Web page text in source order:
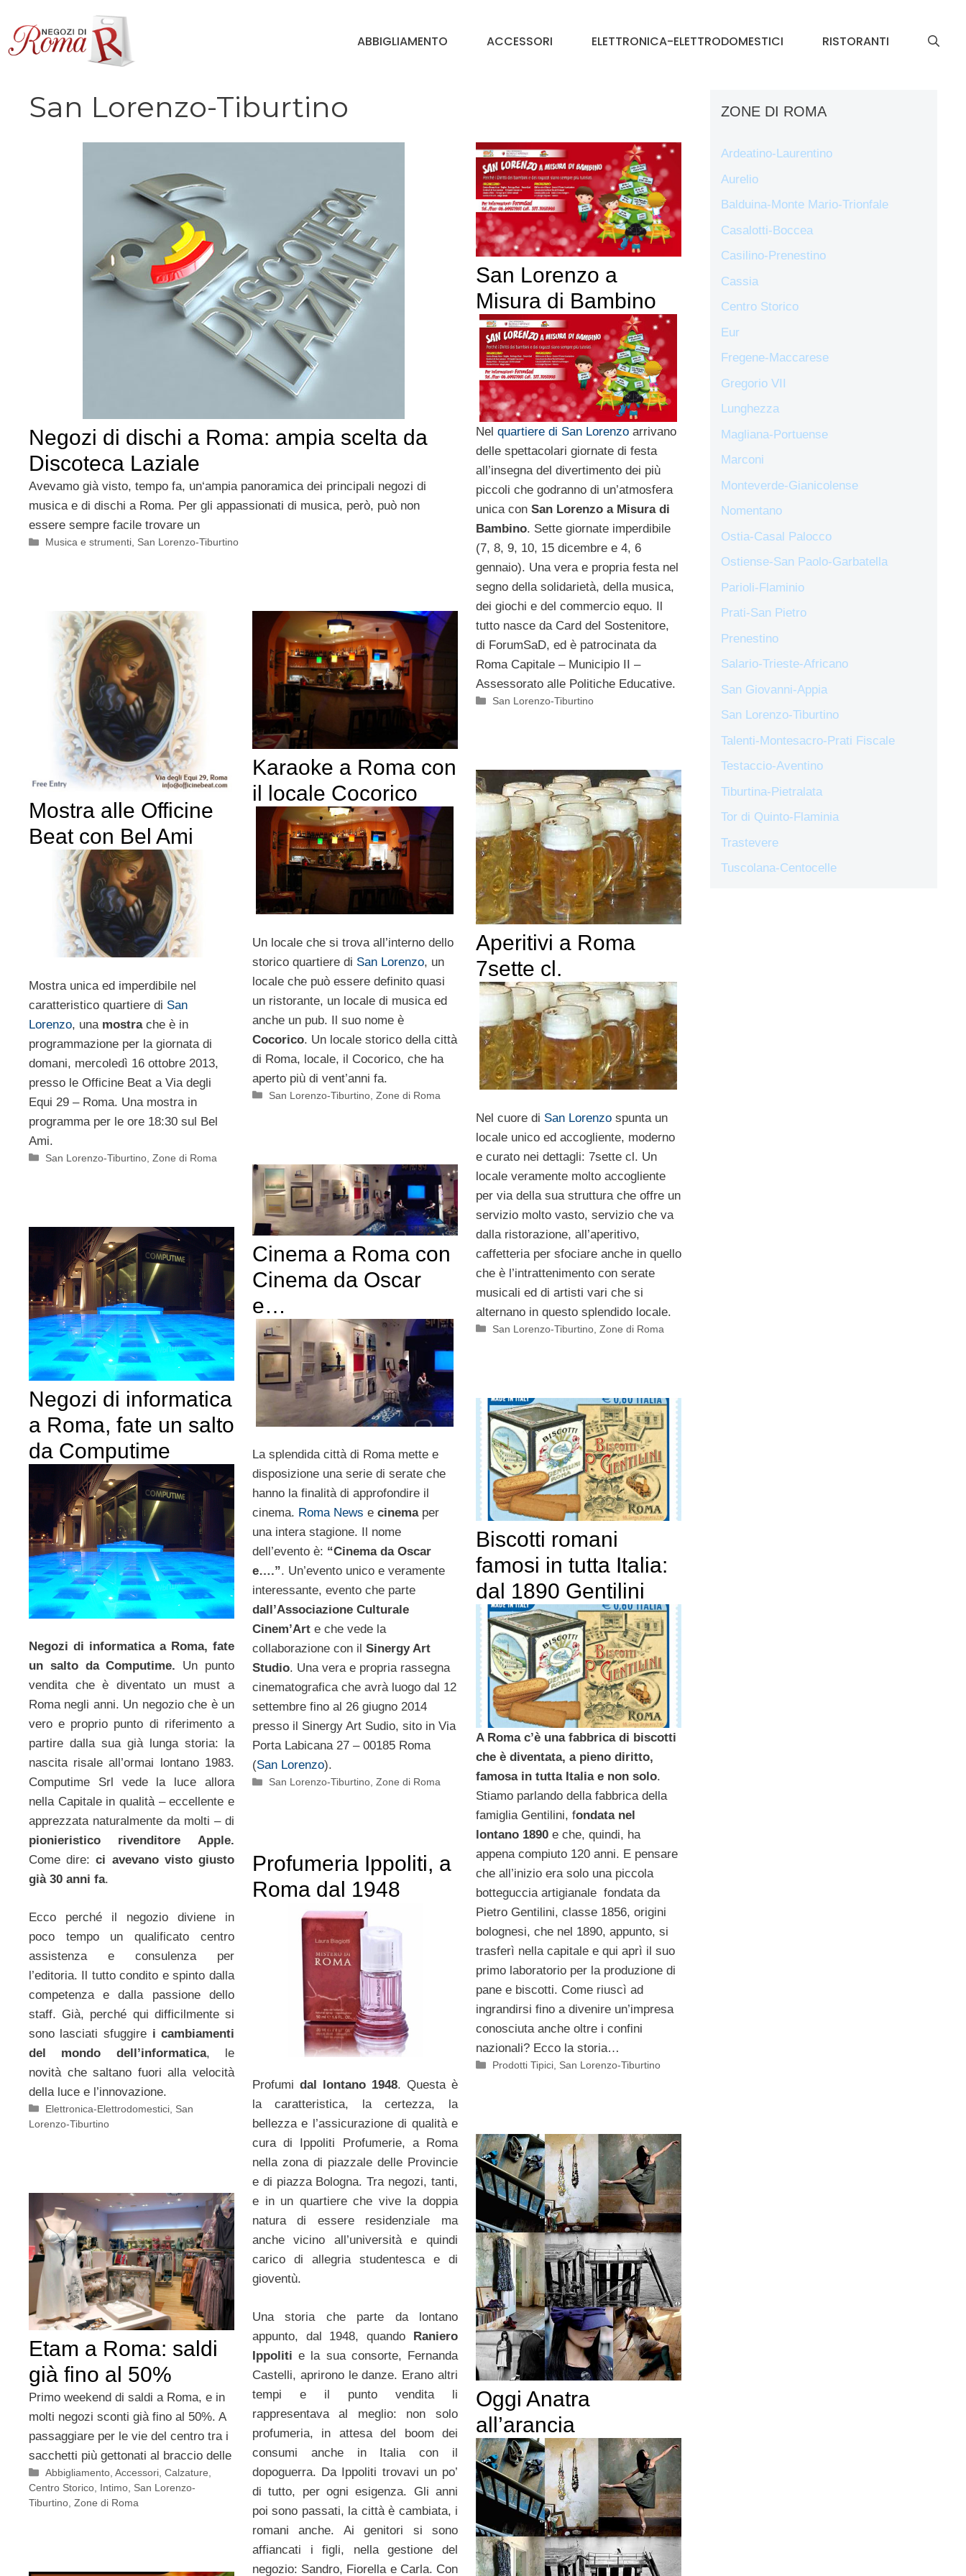
contenuto
ABBIGLIAMENTO ACCESSORI ELETTRONICA-ELETTRODOMESTICI RISTORANTI
San Lorenzo-Tiburtino
Negozi di dischi a Roma: ampia scelta da
Discoteca Laziale
Avevamo già visto, tempo fa, un‘ampia panoramica dei principali negozi di
musica e di dischi a Roma. Per gli appassionati di musica, però, può non
essere sempre facile trovare un
Categorie
Musica e strumenti, San Lorenzo-Tiburtino
San Lorenzo a
Misura di Bambino
Nel quartiere di San Lorenzoarrivano
delle spettacolari giornate di festa
all’insegna del divertimento dei più
piccoli che godranno di un’atmosfera
unica conSan Lorenzo a Misura di
Bambino. Sette giornate imperdibile
(7, 8, 9, 10, 15 dicembre e 4, 6
gennaio). Una vera e propria festa nel
segno della solidarietà, della musica,
dei giochi e del commercio equo. Il
tutto nasce da Card del Sostenitore,
di ForumSaD, ed è patrocinata da
Roma Capitale – Municipio II –
Assessorato alle Politiche Educative.
Categorie
San Lorenzo-Tiburtino
Mostra alle Officine
Beat con Bel Ami
Mostra unica ed imperdibile nel
caratteristico quartiere di San
Lorenzo, una mostrache è in
programmazione per la giornata di
domani, mercoledì 16 ottobre 2013,
presso le Officine Beat a Via degli
Equi 29 – Roma. Una mostra in
programma per le ore 18:30 sul Bel
Ami.
Categorie
San Lorenzo-Tiburtino ,Zone di Roma
Karaoke a Roma con
il locale Cocorico
Un locale che si trova all’interno dello
storico quartiere di San Lorenzo, un
locale che può essere definito quasi
un ristorante, un locale di musica ed
anche un pub. Il suo nome è
Cocorico. Un locale storico della città
di Roma, locale, il Cocorico, che ha
aperto più di vent’anni fa.
Categorie
San Lorenzo-Tiburtino ,Zone di Roma
Aperitivi a Roma
7sette cl.
Nel cuore di San Lorenzospunta un
locale unico ed accogliente, moderno
e curato nei dettagli: 7sette cl. Un
locale veramente molto accogliente
per via della sua struttura che offre un
servizio molto vasto, servizio che va
dalla ristorazione, all’aperitivo,
caffetteria per sfociare anche in quello
che è l’intrattenimento con serate
musicali ed di artisti vari che si
alternano in questo splendido locale.
Categorie
San Lorenzo-Tiburtino ,Zone di Roma
Cinema a Roma con
Cinema da Oscar
e…
La splendida città di Roma mette e
disposizione una serie di serate che
hanno la finalità di approfondire il
cinema. Roma News e cinemaper
una intera stagione. Il nome
dell’evento è: “Cinema da Oscar
e….”. Un’evento unico e veramente
interessante, evento che parte
dall’Associazione Culturale
Cinem’Arte che vede la
collaborazione con il Sinergy Art
Studio. Una vera e propria rassegna
cinematografica che avrà luogo dal 12
settembre fino al 26 giugno 2014
presso il Sinergy Art Sudio, sito in Via
Porta Labicana 27 – 00185 Roma
(San Lorenzo).
Categorie
San Lorenzo-Tiburtino ,Zone di Roma
Negozi di informatica
a Roma, fate un salto
da Computime
Negozi di informatica a Roma, fate
un salto da Computime. Un punto
vendita che è diventato un must a
Roma negli anni. Un negozio che è un
vero e proprio punto di riferimento a
partire dalla sua già lunga storia: la
nascita risale all’ormai lontano 1983.
Computime Srl vede la luce allora
nella Capitale in qualità – eccellente e
apprezzata naturalmente da molti – di
pionieristico rivenditore Apple.
Come dire:ci avevano visto giusto
già 30 anni fa.
Ecco perché il negozio diviene in
poco tempo un qualificato centro
assistenza e consulenza per
l’editoria. Il tutto condito e spinto dalla
competenza e dalla passione dello
staff. Già, perché qui difficilmente si
sono lasciati sfuggire i cambiamenti
del mondo dell’informatica, le
novità che saltano fuori alla velocità
della luce e l’innovazione.
Categorie
Elettronica-Elettrodomestici San
Lorenzo-Tiburtino
Biscotti romani
famosi in tutta Italia:
dal 1890 Gentilini
A Roma c’è una fabbrica di biscotti
che è diventata, a pieno diritto,
famosa in tutta Italia e non solo.
Stiamo parlando della fabbrica della
famiglia Gentilini, fondata nel
lontano 1890e che, quindi, ha
appena compiuto 120 anni. E pensare
che all’inizio era solo una piccola
botteguccia artigianale fondata da
Pietro Gentilini, classe 1856, origini
bolognesi, che nel 1890, appunto, si
trasferì nella capitale e qui aprì il suo
primo laboratorio per la produzione di
pane e biscotti. Come riuscì ad
ingrandirsi fino a divenire un’impresa
conosciuta anche oltre i confini
nazionali? Ecco la storia…
Categorie
Prodotti Tipici San Lorenzo-Tiburtino
Profumeria Ippoliti, a
Roma dal 1948
Profumi dal lontano 1948. Questa è
la caratteristica, la certezza, la
bellezza e l’assicurazione di qualità e
cura di Ippoliti Profumerie, a Roma
nella zona di piazzale delle Provincie
e di piazza Bologna. Tra negozi, tanti,
e in un quartiere che vive la doppia
natura di essere residenziale ma
anche vicino all’università e quindi
carico di allegria studentesca e di
gioventù.
Una storia che parte da lontano
appunto, dal 1948, quando Raniero
Ippolitie la sua consorte, Fernanda
Castelli, aprirono le danze. Erano altri
tempi e il punto vendita li
rappresentava al meglio: non solo
profumeria, in attesa del boom dei
consumi anche in Italia con il
dopoguerra. Da Ippoliti trovavi un po’
di tutto, per ogni esigenza. Gli anni
poi sono passati, la città è cambiata, i
romani anche. Ai genitori si sono
affiancati i figli, nella gestione del
negozio: Sandro, Fiorella e Carla. Con
Oggi Anatra
all’arancia
Etam a Roma: saldi
già fino al 50%
Primo weekend di saldi a Roma, e in
molti negozi sconti già fino al 50%. A
passaggiare per le vie del centro tra i
sacchetti più gettonati al braccio delle
Categorie
Abbigliamento ,Accessori ,Calzature
Centro Storico Intimo San Lorenzo-
Tiburtino Zone di Roma
ZONE DI ROMA
Ardeatino-Laurentino
Aurelio
Balduina-Monte Mario-Trionfale
Casalotti-Boccea
Casilino-Prenestino
Cassia
Centro Storico
Eur
Fregene-Maccarese
Gregorio VII
Lunghezza
Magliana-Portuense
Marconi
Monteverde-Gianicolense
Nomentano
Ostia-Casal Palocco
Ostiense-San Paolo-Garbatella
Parioli-Flaminio
Prati-San Pietro
Prenestino
Salario-Trieste-Africano
San Giovanni-Appia
San Lorenzo-Tiburtino
Talenti-Montesacro-Prati Fiscale
Testaccio-Aventino
Tiburtina-Pietralata
Tor di Quinto-Flaminia
Trastevere
Tuscolana-Centocelle